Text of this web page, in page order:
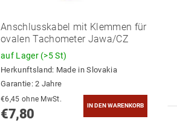
Anschlusskabel mit Klemmen für
ovalen Tachometer Jawa/CZ
auf Lager (>5 St)
Herkunftsland: Made in Slovakia
Garantie: 2 Jahre
€6,45 ohne MwSt.
€7,80